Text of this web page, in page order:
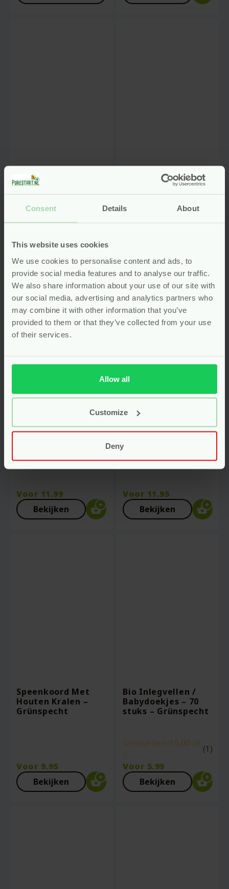
Consent Details About
This website uses cookies
We use cookies to personalise content and ads, to
provide social media features and to analyse our traffic.
We also share information about your use of our site with
our social media, advertising and analytics partners who
may combine it with other information that you’ve
provided to them or that they’ve collected from your use
of their services.
Allow all
Customize
Deny
Kruidenpads
Navulling 3 Stuks –
Grünspecht
Kruidenpads
Startset – Ademvrij
Kruidenpads
Grünspecht
Voor 11.99
Bekijken
Speenkoord Met
Houten En Siliconen
Grünspecht
Voor 11.95
Bekijken
Speenkoord Met
Houten Kralen –
Grünspecht
Voor 9.95
Bekijken
Bio Inlegvellen /
Babydoekjes – 70
stuks – Grünspecht
Gewaardeerd 5.00 uit
5
(1)
Voor 5.99
Bekijken